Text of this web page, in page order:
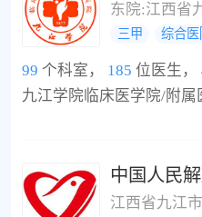
三甲 综合医
99 个科室， 185 位医生，
中国人民
江西省九江